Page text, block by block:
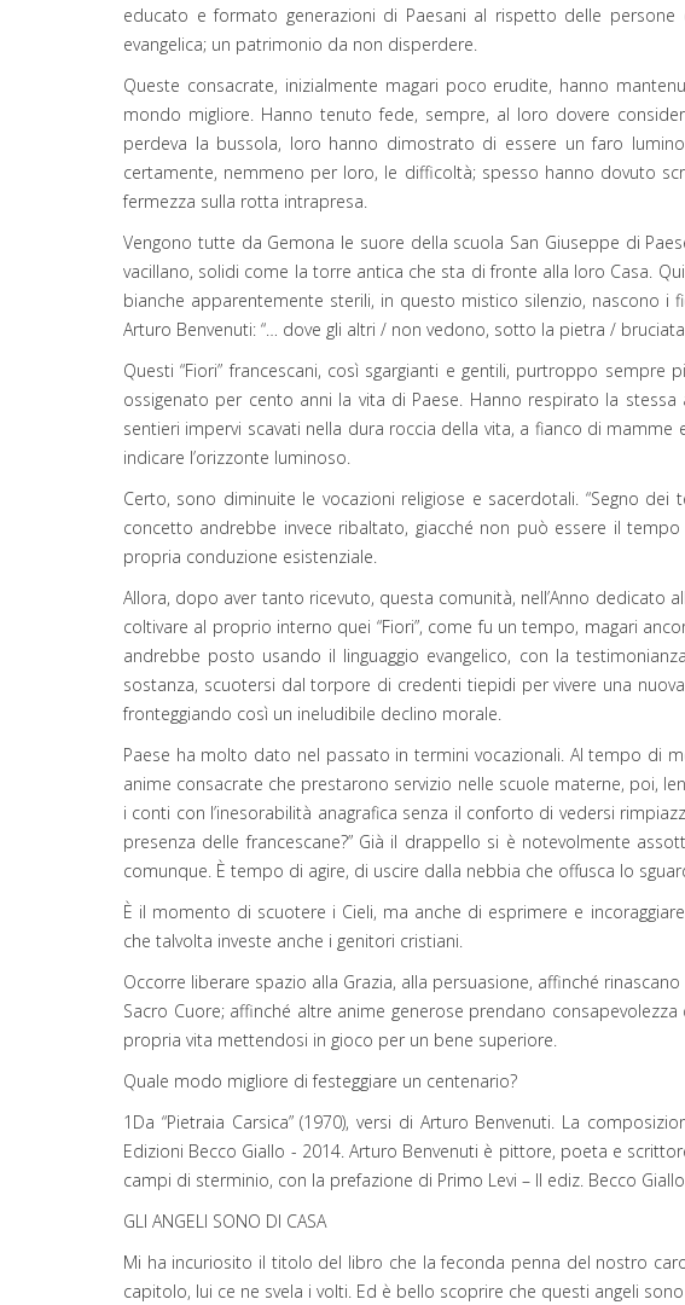
educato e formato generazioni di Paesani al rispetto delle
evangelica; un patrimonio da non disperdere.
Queste consacrate, inizialmente magari poco erudite, hanno
mondo migliore. Hanno tenuto fede, sempre, al loro dovere
perdeva la bussola, loro hanno dimostrato di essere un faro
certamente, nemmeno per loro, le difficoltà; spesso hanno dovuto
fermezza sulla rotta intrapresa.
Vengono tutte da Gemona le suore della scuola San Giuseppe di
vacillano, solidi come la torre antica che sta di fronte alla loro Casa.
bianche apparentemente sterili, in questo mistico silenzio, nascono
Arturo Benvenuti: “… dove gli altri / non vedono, sotto la pietra /
Questi “Fiori” francescani, così sgargianti e gentili, purtroppo
ossigenato per cento anni la vita di Paese. Hanno respirato la
sentieri impervi scavati nella dura roccia della vita, a fianco di
indicare l’orizzonte luminoso.
Certo, sono diminuite le vocazioni religiose e sacerdotali. “Segno
concetto andrebbe invece ribaltato, giacché non può essere il
propria conduzione esistenziale.
Allora, dopo aver tanto ricevuto, questa comunità, nell’Anno
coltivare al proprio interno quei “Fiori”, come fu un tempo, magari
andrebbe posto usando il linguaggio evangelico, con la
sostanza, scuotersi dal torpore di credenti tiepidi per vivere una
fronteggiando così un ineludibile declino morale.
Paese ha molto dato nel passato in termini vocazionali. Al tempo di
anime consacrate che prestarono servizio nelle scuole materne, poi,
i conti con l’inesorabilità anagrafica senza il conforto di vedersi
presenza delle francescane?” Già il drappello si è notevolmente
comunque. È tempo di agire, di uscire dalla nebbia che offusca lo
È il momento di scuotere i Cieli, ma anche di esprimere e
che talvolta investe anche i genitori cristiani.
Occorre liberare spazio alla Grazia, alla persuasione, affinché
Sacro Cuore; affinché altre anime generose prendano
propria vita mettendosi in gioco per un bene superiore.
Quale modo migliore di festeggiare un centenario?
1Da “Pietraia Carsica” (1970), versi di Arturo Benvenuti. La
Edizioni Becco Giallo - 2014. Arturo Benvenuti è pittore, poeta e
campi di sterminio, con la prefazione di Primo Levi – II ediz. Becco
GLI ANGELI SONO DI CASA
Mi ha incuriosito il titolo del libro che la feconda penna del nostro
capitolo, lui ce ne svela i volti. Ed è bello scoprire che questi angeli